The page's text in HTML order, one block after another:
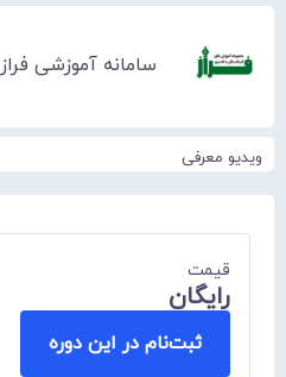
سامانه آموزشی فراز
ویدیو معرفی
قیمت
رايگان
ثبت‌نام در این دوره